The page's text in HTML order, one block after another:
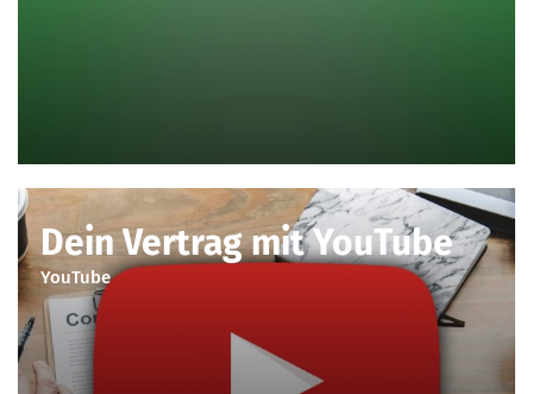
Dein Vertrag mit YouTube
YouTube